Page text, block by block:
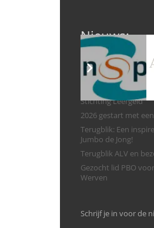
Nieuws:
Na 10 jaar komt
terug!
Vierde Haringparty
Zilveren Haring
Stichting Leergeld
2026 gestart met
Terugblik: Een
Jumbo de Jong!
Terugblik ALV en
Gezocht lid PBO
Werven
Schrijf je in voor de